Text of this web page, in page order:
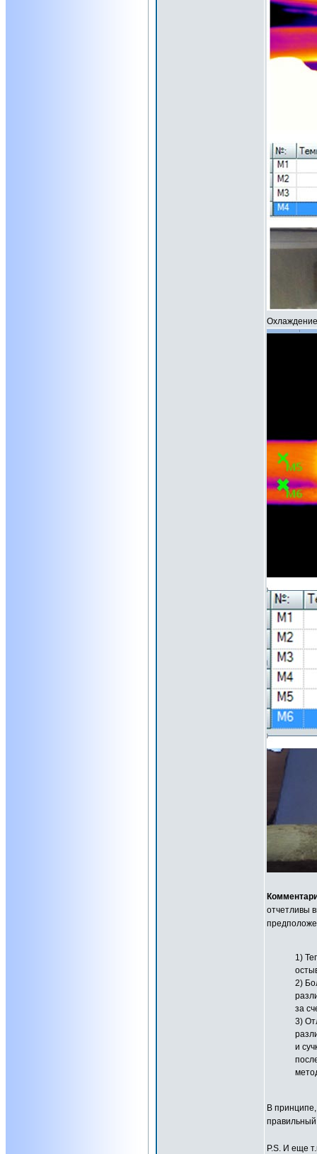
отчетливы
1)
2)
за
3)
и
В
правильный
P.S. И еще